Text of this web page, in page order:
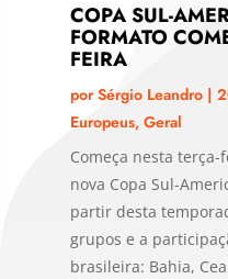
COPA SUL-
FORMATO
FEIRA
porSérgio Leandro|
Europeus, Geral
Começa nesta
nova Copa Sul-
partir desta
grupos e a
brasileira: Bahia,